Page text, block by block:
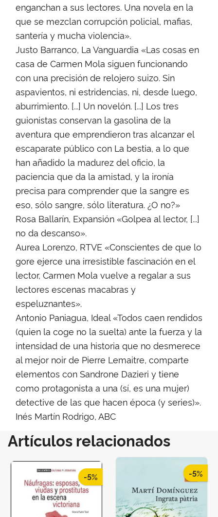
enganchan a sus lectores. Una novela en la
que se mezclan corrupción policial, mafias,
santería y mucha violencia».
Justo Barranco, La Vanguardia «Las cosas en
casa de Carmen Mola siguen funcionando
con una precisión de relojero suizo. Sin
aspavientos, ni estridencias, ni, desde luego,
aburrimiento. [...] Un novelón. [...] Los tres
guionistas conservan la gasolina de la
aventura que emprendieron tras alcanzar el
escaparate público con La bestia, a lo que
han añadido la madurez del oficio, la
paciencia que da la amistad, y la ironía
precisa para comprender que la sangre es
eso, sólo sangre, sólo literatura. ¿O no?»
Rosa Ballarín, Expansión «Golpea al lector, [...]
no da descanso».
Aurea Lorenzo, RTVE «Conscientes de que lo
gore ejerce una irresistible fascinación en el
lector, Carmen Mola vuelve a regalar a sus
lectores escenas macabras y
espeluznantes».
Antonio Paniagua, Ideal «Todos caen rendidos
(quien la coge no la suelta) ante la fuerza y la
intensidad de una historia que no desmerece
al mejor noir de Pierre Lemaitre, comparte
elementos con Sandrone Dazieri y tiene
como protagonista a una (sí, es una mujer)
detective de las que hacen época (y series)».
Inés Martín Rodrigo, ABC
Artículos relacionados
-5% -5%